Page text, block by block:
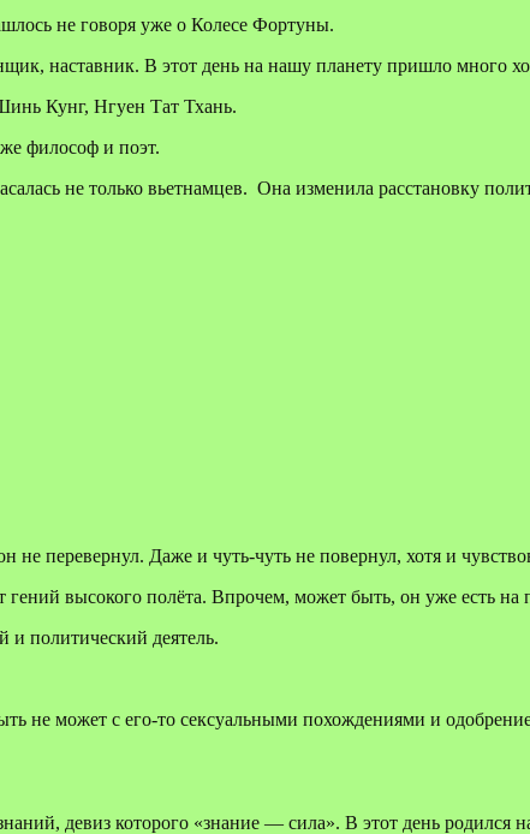
не говоря уже о Колесе Фортуны.
наставник. В этот день на нашу планету пришло много
Кунг, Нгуен Тат Тхань.
философ и поэт.
не только вьетнамцев. Она изменила расстановку
перевернул. Даже и чуть-чуть не повернул, хотя и
высокого полёта. Впрочем, может быть, он уже есть на
политический деятель.
не может с его-то сексуальными похождениями и
девиз которого «знание — сила». В этот день родился